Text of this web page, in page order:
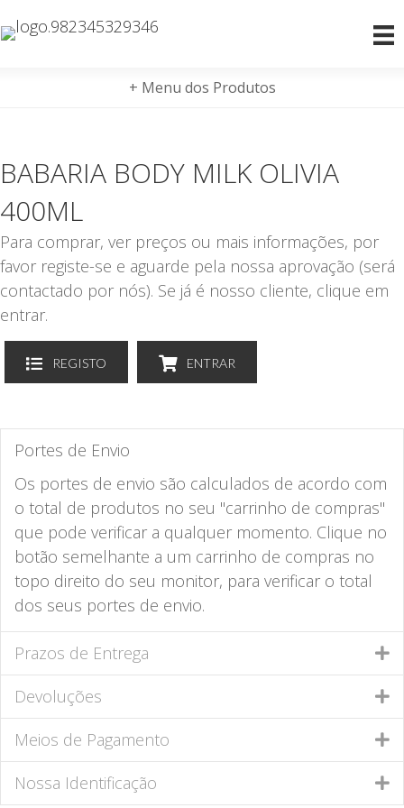
+ Menu dos Produtos
BABARIA BODY MILK OLIVIA
400ML
Para comprar, ver preços ou mais informações, por
favor registe-se e aguarde pela nossa aprovação (será
contactado por nós). Se já é nosso cliente, clique em
entrar.
REGISTO ENTRAR
Portes de Envio
Os portes de envio são calculados de acordo com
o total de produtos no seu "carrinho de compras"
que pode verificar a qualquer momento. Clique no
botão semelhante a um carrinho de compras no
topo direito do seu monitor, para verificar o total
dos seus portes de envio.
Prazos de Entrega
Devoluções
Meios de Pagamento
Nossa Identificação